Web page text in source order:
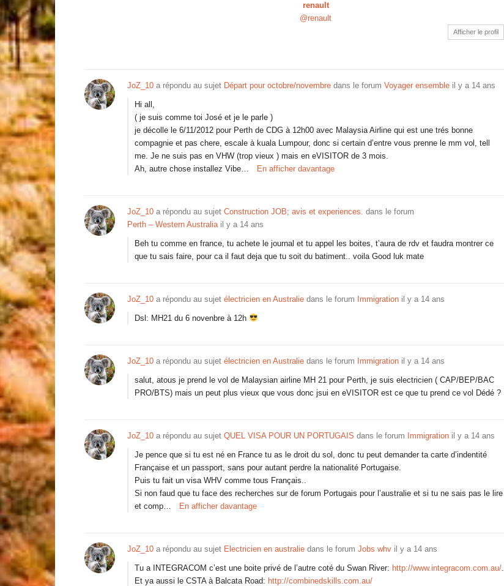
renault
@renault
Afficher le profil
JoZ_10 a répondu au sujet Départ pour octobre/novembre dans le forum Voyager ensemble il y a 14 ans
Hi all,
( je suis comme toi José et je le parle )
je décolle le 6/11/2012 pour Perth de CDG à 12h00 avec Malaysia Airline qui est une trés bonne
compagnie et pas chere, escale à kuala Lumpour, donc si certain d’entre vous prenne le mm vol, tell
me. Je ne suis pas en VHW (trop vieux ) mais en eVISITOR de 3 mois.
Ah, autre chose installez Vibe…
En afficher davantage
JoZ_10 a répondu au sujet Construction JOB; avis et experiences. dans le forum
Perth – Western Australia il y a 14 ans
Beh tu comme en france, tu achete le journal et tu appel les boites, t’aura de rdv et faudra montrer ce
que tu sais faire, pour ca il faut deja que tu soit du batiment.. voila Good luk mate
JoZ_10 a répondu au sujet électricien en Australie dans le forum Immigration il y a 14 ans
Dsl: MH21 du 6 novenbre à 12h
JoZ_10 a répondu au sujet électricien en Australie dans le forum Immigration il y a 14 ans
salut, atous je prend le vol de Malaysian airline MH 21 pour Perth, je suis electricien ( CAP/BEP/BAC
PRO/BTS) mais un peut plus vieux que vous donc jsui en eVISITOR est ce que tu prend ce vol Dédé ?
JoZ_10 a répondu au sujet QUEL VISA POUR UN PORTUGAIS dans le forum Immigration il y a 14 ans
Je pence que si tu est né en France tu as le droit du sol, donc tu peut demander ta carte d’indentité
Française et un passport, sans pour autant perdre la nationalité Portugaise.
Puis tu fait un visa WHV comme tous Français..
Si non faud que tu face des recherches sur de forum Portugais pour l’australie et si tu ne sais pas le lire
et comp…
En afficher davantage
JoZ_10 a répondu au sujet Electricien en australie dans le forum Jobs whv il y a 14 ans
Tu a INTEGRACOM c’est une boite privé de l’autre coté du Swan River: http://www.integracom.com.au/.
Et ya aussi le CSTA à Balcata Road: http://combinedskills.com.au/